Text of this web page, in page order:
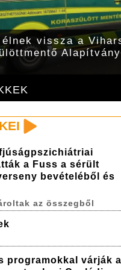
élnek vissza a
a Fuss a sérült
bevételéből és
az összegből
programokkal várják